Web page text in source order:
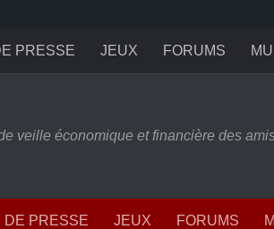
PRESSE JEUX FORUMS
veille économique et financière des
DE PRESSE JEUX FORUMS